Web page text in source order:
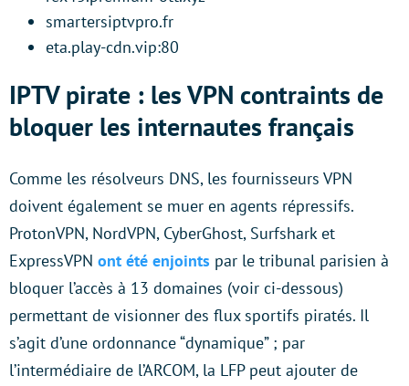
smartersiptvpro.fr
eta.play-cdn.vip:80
IPTV pirate : les VPN contraints de
bloquer les internautes français
Comme les résolveurs DNS, les fournisseurs VPN
doivent également se muer en agents répressifs.
ProtonVPN, NordVPN, CyberGhost, Surfshark et
ExpressVPN ont été enjoints par le tribunal parisien à
bloquer l’accès à 13 domaines (voir ci-dessous)
permettant de visionner des flux sportifs piratés. Il
s’agit d’une ordonnance “dynamique” ; par
l’intermédiaire de l’ARCOM, la LFP peut ajouter de